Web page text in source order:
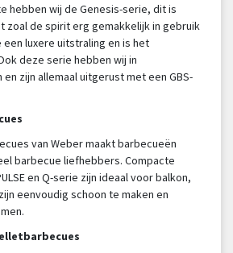
hebben wij de Genesis-serie, dit is
zoal de spirit erg gemakkelijk in gebruik
luxere uitstraling en is het
deze serie hebben wij in
zijn allemaal uitgerust met een GBS-
van Weber maakt barbecueën
barbecue liefhebbers. Compacte
en Q-serie zijn ideaal voor balkon,
eenvoudig schoon te maken en